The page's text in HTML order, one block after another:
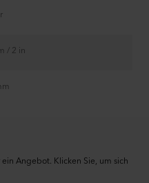
/ 2 in
Angebot. Klicken Sie, um sich